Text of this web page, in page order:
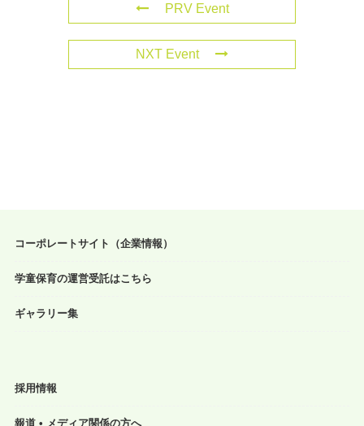
PRV Event
NXT Event
コーポレートサイト（企業情報）
学童保育の運営受託はこちら
ギャラリー集
採用情報
報道 • メディア関係の方へ